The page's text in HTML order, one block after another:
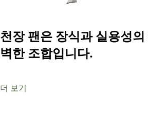
천장 팬은 장식과 실용성의
벽한 조합입니다.
더 보기